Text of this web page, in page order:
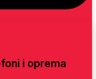
i oprema